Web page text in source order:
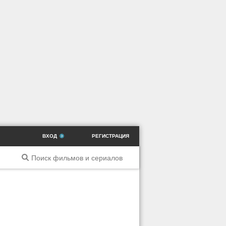
ВХОД РЕГИСТРАЦИЯ